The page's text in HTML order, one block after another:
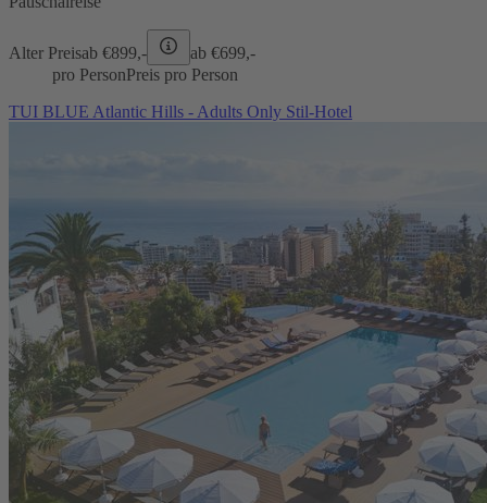
Alter Preisab €899,- ab €699,-
pro PersonPreis pro Person
TUI BLUE Atlantic Hills - Adults Only Stil-Hotel